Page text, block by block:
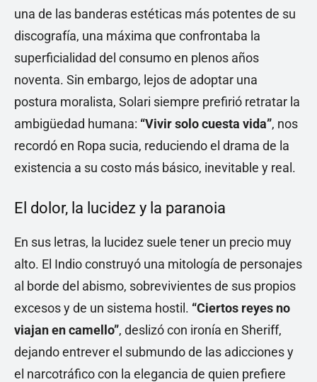
una de las banderas estéticas más potentes de su
discografía, una máxima que confrontaba la
superficialidad del consumo en plenos años
noventa. Sin embargo, lejos de adoptar una
postura moralista, Solari siempre prefirió retratar la
ambigüedad humana: “Vivir solo cuesta vida”, nos
recordó en Ropa sucia, reduciendo el drama de la
existencia a su costo más básico, inevitable y real.
El dolor, la lucidez y la paranoia
En sus letras, la lucidez suele tener un precio muy
alto. El Indio construyó una mitología de personajes
al borde del abismo, sobrevivientes de sus propios
excesos y de un sistema hostil. “Ciertos reyes no
viajan en camello”, deslizó con ironía en Sheriff,
dejando entrever el submundo de las adicciones y
el narcotráfico con la elegancia de quien prefiere